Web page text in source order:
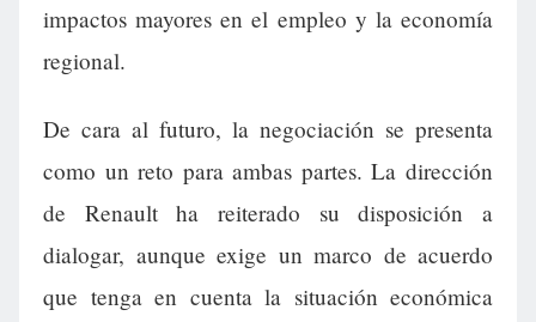
impactos mayores en el empleo y la economía
regional.
De cara al futuro, la negociación se presenta
como un reto para ambas partes. La dirección
de Renault ha reiterado su disposición a
dialogar, aunque exige un marco de acuerdo
que tenga en cuenta la situación económica